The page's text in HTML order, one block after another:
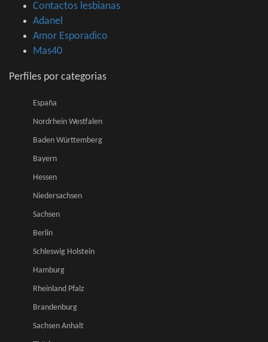
Contactos lesbianas
Adanel
Amor Esporadico
Mas40
Perfiles por categorias
España
Nordrhein Westfalen
Baden Württemberg
Bayern
Hessen
Niedersachsen
Sachsen
Berlin
Schleswig Holstein
Hamburg
Rheinland Pfalz
Brandenburg
Sachsen Anhalt